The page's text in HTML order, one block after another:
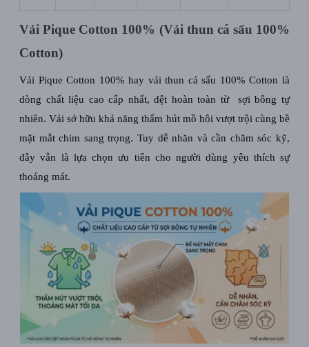
Vải Pique Cotton 100% (Vải thun cá sấu 100%
Cotton)
Vải Pique Cotton 100% hay vải thun cá sấu 100% Cotton là
dòng chất liệu cao cấp nhất, dệt hoàn toàn từ sợi bông tự
nhiên. Vải sở hữu khả năng thấm hút mồ hôi vượt trội cùng bề
mặt mắt chim sang trọng. Tuy dễ nhăn và cần chăm sóc kỹ,
đây vẫn là lựa chọn ưu tiên cho người dùng yêu thích sự
thoáng mát.